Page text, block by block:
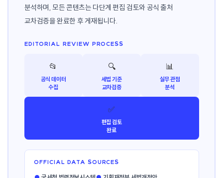
분석하며, 모든 콘텐츠는 다단계 편집 검토와 공식 출처
교차검증을 완료한 후 게재됩니다.
EDITORIAL REVIEW PROCESS
📂
공식 데이터
수집
🔍
세법 기준
교차검증
📊
실무 관점
분석
✅
편집 검토
완료
OFFICIAL DATA SOURCES